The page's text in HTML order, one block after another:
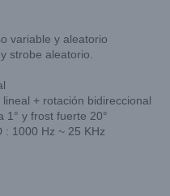
variable y aleatorio
strobe aleatorio.
+ rotación bidireccional
1° y frost fuerte 20°
: 1000 Hz ~ 25 KHz